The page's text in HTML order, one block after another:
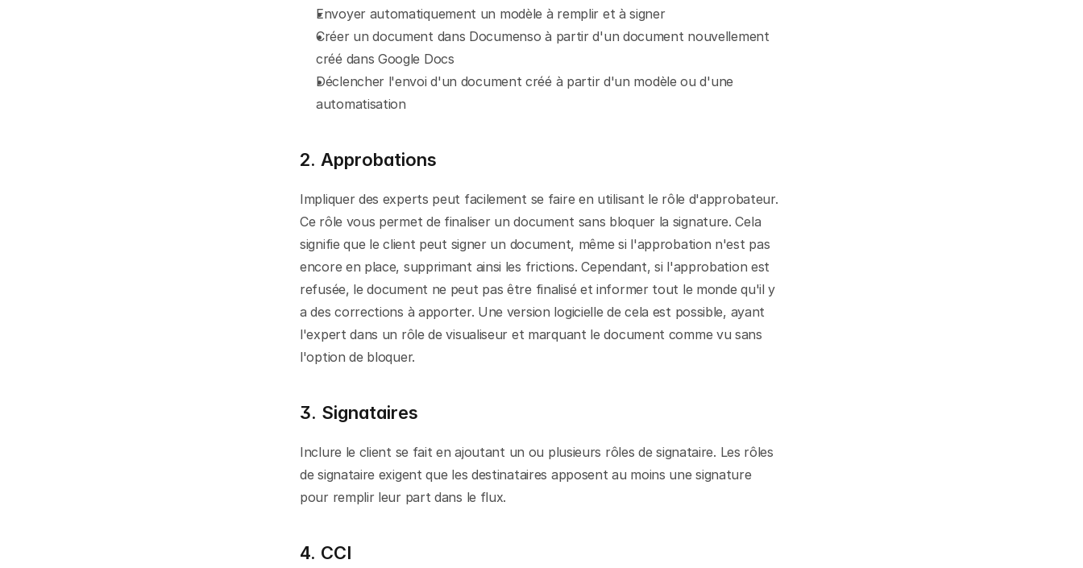
Envoyer automatiquement un modèle à remplir et à signer
Créer un document dans Documenso à partir d'un document nouvellement
créé dans Google Docs
Déclencher l'envoi d'un document créé à partir d'un modèle ou d'une
automatisation
2. Approbations
Impliquer des experts peut facilement se faire en utilisant le rôle d'approbateur.
Ce rôle vous permet de finaliser un document sans bloquer la signature. Cela
signifie que le client peut signer un document, même si l'approbation n'est pas
encore en place, supprimant ainsi les frictions. Cependant, si l'approbation est
refusée, le document ne peut pas être finalisé et informer tout le monde qu'il y
a des corrections à apporter. Une version logicielle de cela est possible, ayant
l'expert dans un rôle de visualiseur et marquant le document comme vu sans
l'option de bloquer.
3. Signataires
Inclure le client se fait en ajoutant un ou plusieurs rôles de signataire. Les rôles
de signataire exigent que les destinataires apposent au moins une signature
pour remplir leur part dans le flux.
4. CCI